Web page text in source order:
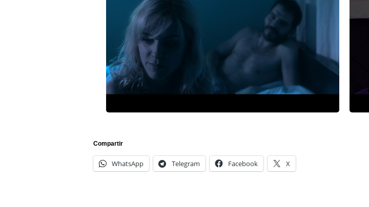
Compartir
WhatsApp Telegram Facebook X